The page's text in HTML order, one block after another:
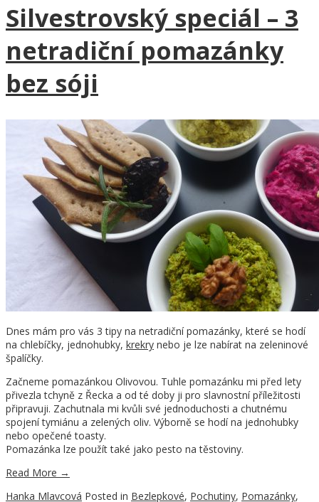
Silvestrovský speciál – 3
netradiční pomazánky
bez sóji
Dnes mám pro vás 3 tipy na netradiční pomazánky, které se hodí
na chlebíčky, jednohubky, krekry nebo je lze nabírat na zeleninové
špalíčky.
Začneme pomazánkou Olivovou. Tuhle pomazánku mi před lety
přivezla tchyně z Řecka a od té doby ji pro slavnostní příležitosti
připravuji. Zachutnala mi kvůli své jednoduchosti a chutnému
spojení tymiánu a zelených oliv. Výborně se hodí na jednohubky
nebo opečené toasty.
Pomazánka lze použít také jako pesto na těstoviny.
Read More →
Hanka Mlavcová Posted in Bezlepkové, Pochutiny, Pomazánky,